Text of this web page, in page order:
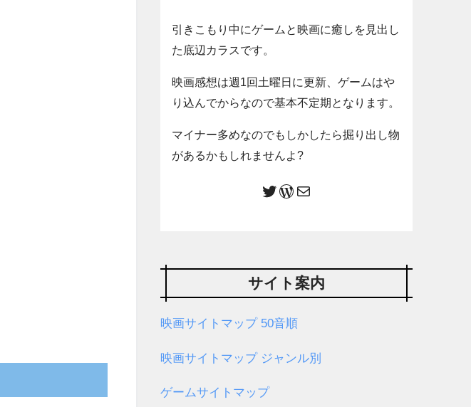
引きこもり中にゲームと映画に癒しを見出し
た底辺カラスです。
映画感想は週1回土曜日に更新、ゲームはや
り込んでからなので基本不定期となります。
マイナー多めなのでもしかしたら掘り出し物
があるかもしれませんよ?
サイト案内
映画サイトマップ 50音順
映画サイトマップ ジャンル別
ゲームサイトマップ